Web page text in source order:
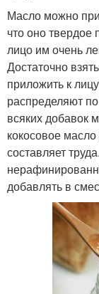
Масло можно
что оно твердое
лицо им очень
Достаточно
приложить к
распределяют
всяких добавок
кокосовое
составляет
добавлять в